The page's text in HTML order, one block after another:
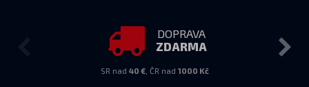
DOPRAVA
ZDARMA
SR nad 40 €, ČR nad 1000 Kč